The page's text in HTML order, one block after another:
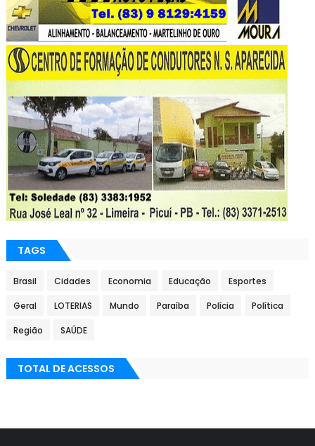
TAGS
Brasil Cidades Economia Educação Esportes
Geral LOTERIAS Mundo Paraíba Polícia Política
Região SAÚDE
TOTAL DE ACESSOS